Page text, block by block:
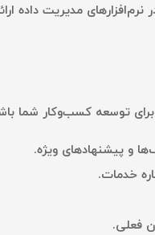
نرم‌افزارهای مدیریت داده
توسعه کسب‌وکار شما
و پیشنهادهای ویژه.
خدمات.
فعلی.